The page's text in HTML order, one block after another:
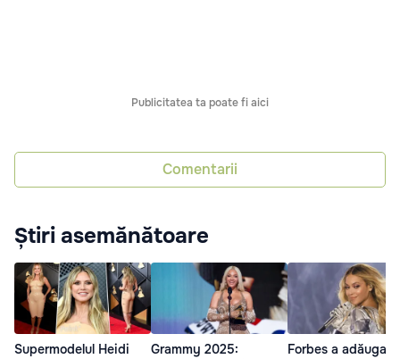
Publicitatea ta poate fi aici
Comentarii
Știri asemănătoare
Supermodelul Heidi
Grammy 2025:
Forbes a